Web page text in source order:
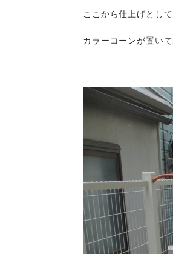
ここから仕上げとし
カラーコーンが置い